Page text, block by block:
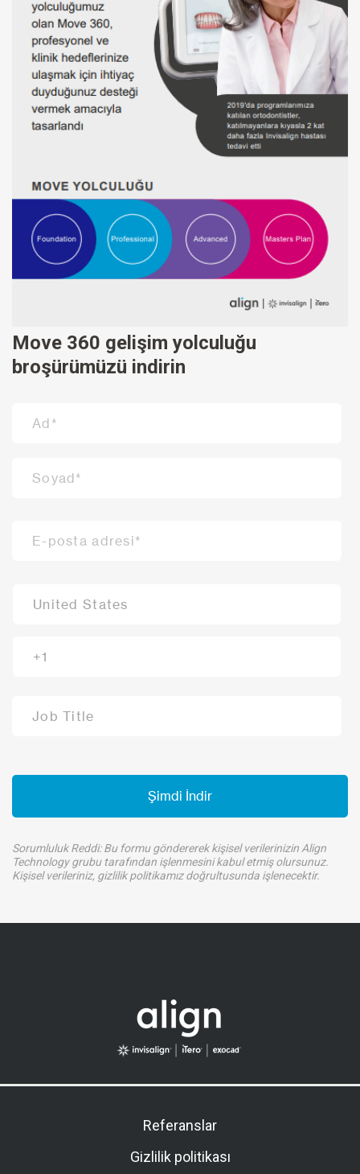
Move 360 gelişim yolculuğu
broşürümüzü indirin
Sorumluluk Reddi: Bu formu göndererek kişisel verilerinizin Align
Technology grubu tarafından işlenmesini kabul etmiş olursunuz.
Kişisel verileriniz, gizlilik politikamız doğrultusunda işlenecektir.
Referanslar
Gizlilik politikası